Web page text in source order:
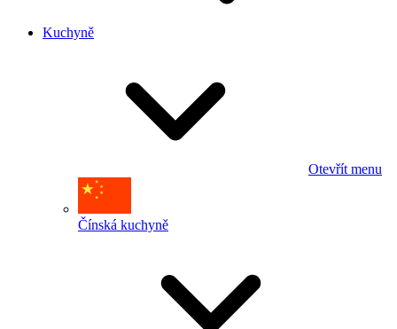
Kuchyně
Otevřít menu
Čínská kuchyně